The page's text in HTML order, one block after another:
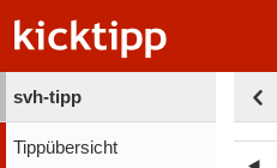
svh-tipp
Tippübersicht